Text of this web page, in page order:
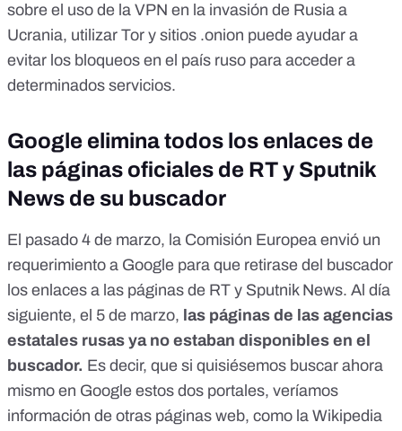
sobre el uso de la VPN en la invasión de Rusia a
Ucrania, utilizar Tor y sitios .onion puede ayudar a
evitar los bloqueos en el país ruso para acceder a
determinados servicios.
Google elimina todos los enlaces de
las páginas oficiales de RT y Sputnik
News de su buscador
El pasado 4 de marzo, la Comisión Europea envió un
requerimiento a Google para que retirase del buscador
los enlaces a las páginas de RT y Sputnik News. Al día
siguiente, el 5 de marzo, las páginas de las agencias
estatales rusas ya no estaban disponibles en el
buscador. Es decir, que si quisiésemos buscar ahora
mismo en Google estos dos portales, veríamos
información de otras páginas web, como la Wikipedia